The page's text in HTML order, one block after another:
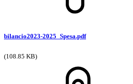
bilancio2023-2025_Spesa.pdf
(108.85 KB)